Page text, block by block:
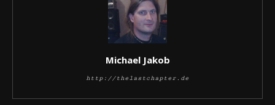
Michael Jakob
http://thelastchapter.de